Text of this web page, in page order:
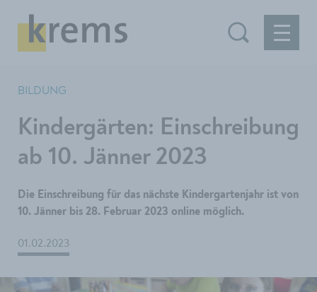
BILDUNG
Kindergärten: Einschreibung
ab 10. Jänner 2023
Die Einschreibung für das nächste Kindergartenjahr ist von
10. Jänner bis 28. Februar 2023 online möglich.
01.02.2023